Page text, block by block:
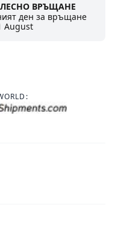
ВРЪЩАНЕ
ден за връщане
August